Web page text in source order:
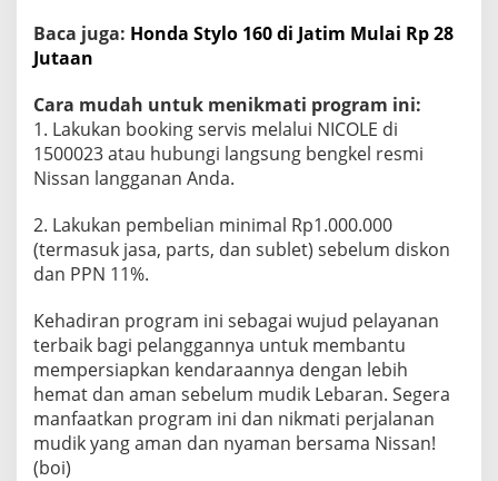
Baca juga: Honda Stylo 160 di Jatim Mulai Rp 28
Jutaan
Cara mudah untuk menikmati program ini:
1. Lakukan booking servis melalui NICOLE di
1500023 atau hubungi langsung bengkel resmi
Nissan langganan Anda.
2. Lakukan pembelian minimal Rp1.000.000
(termasuk jasa, parts, dan sublet) sebelum diskon
dan PPN 11%.
Kehadiran program ini sebagai wujud pelayanan
terbaik bagi pelanggannya untuk membantu
mempersiapkan kendaraannya dengan lebih
hemat dan aman sebelum mudik Lebaran. Segera
manfaatkan program ini dan nikmati perjalanan
mudik yang aman dan nyaman bersama Nissan!
(boi)